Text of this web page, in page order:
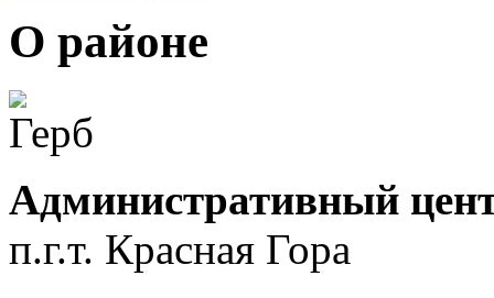
О районе
Административный
п.г.т. Красная Гора